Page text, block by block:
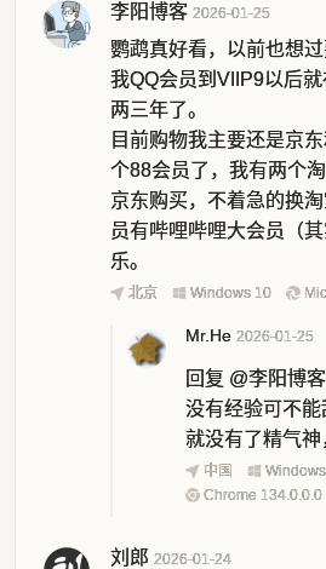
李阳博客 2026-01-25
鹦鹉真好看，以前也想过
我QQ会员到VIIP9以后
两三年了。
目前购物我主要还是京
个88会员了，我有两个
京东购买，不着急的换
员有哔哩哔哩大会员（
乐。
北京 Windows 10
Mr.He 2026-01-25
回复 @李阳博客
没有经验可不
就没有了精气
中国
Chrome 134.0.0.0
刘郎 2026-01-24